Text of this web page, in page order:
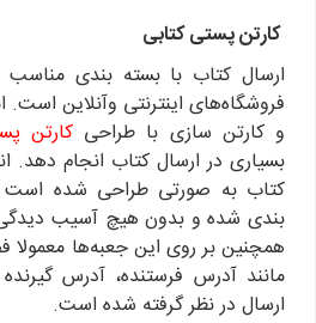
کارتن پستی کتابی
ارسال کتاب با بسته بندی
فروشگاه‌های اینترنتی وآنلاین
و کارتن سازی با طراحیکارتن
بسیاری در ارسال کتاب انجام دهد.
کتاب به صورتی طراحی شده است
بندی شده و بدون هیچ آسیب
همچنین بر روی این جعبه‌ها معمولا
مانند آدرس فرستنده، آدرس
ارسال در نظر گرفته شده است.